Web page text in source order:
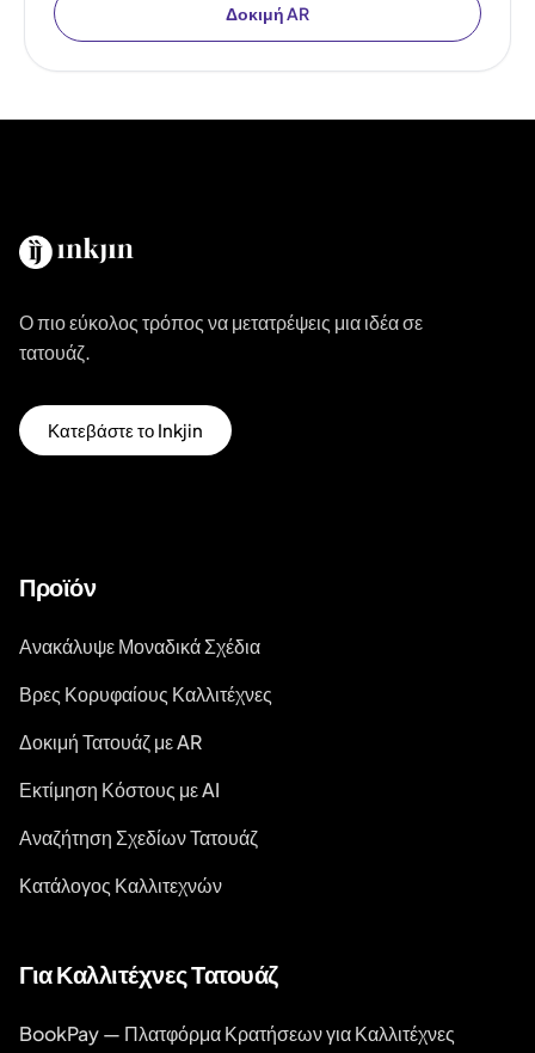
Δοκιμή AR
Ο πιο εύκολος τρόπος να μετατρέψεις μια ιδέα σε
τατουάζ.
Κατεβάστε το Inkjin
Προϊόν
Ανακάλυψε Μοναδικά Σχέδια
Βρες Κορυφαίους Καλλιτέχνες
Δοκιμή Τατουάζ με AR
Εκτίμηση Κόστους με AI
Αναζήτηση Σχεδίων Τατουάζ
Κατάλογος Καλλιτεχνών
Για Καλλιτέχνες Τατουάζ
BookPay — Πλατφόρμα Κρατήσεων για Καλλιτέχνες